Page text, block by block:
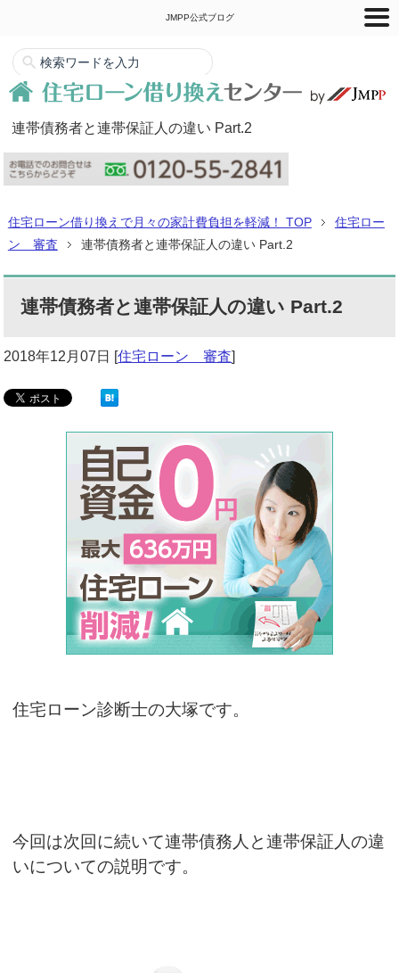
連帯債務者と連帯保証人の違い Part.2
住宅ローン借り換えで月々の家計費負担を軽減！ TOP
住宅ロー
ン 審査
連帯債務者と連帯保証人の違い Part.2
連帯債務者と連帯保証人の違い Part.2
2018年12月07日 [住宅ローン 審査]
住宅ローン診断士の大塚です。
今回は次回に続いて連帯債務人と連帯保証人の違
いについての説明です。
JMPP公式ブログ